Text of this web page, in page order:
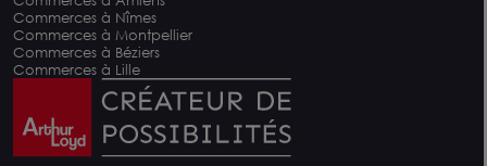
Commerces à Nîmes
Commerces à Montpellier
Commerces à Béziers
Commerces à Lille